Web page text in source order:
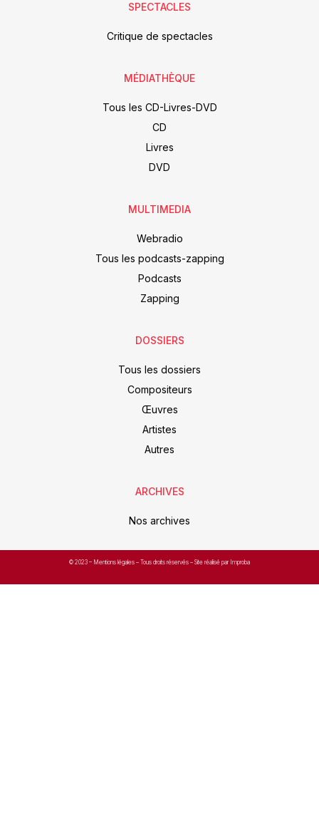
SPECTACLES
Critique de spectacles
MÉDIATHÈQUE
Tous les CD-Livres-DVD
CD
Livres
DVD
MULTIMEDIA
Webradio
Tous les podcasts-zapping
Podcasts
Zapping
DOSSIERS
Tous les dossiers
Compositeurs
Œuvres
Artistes
Autres
ARCHIVES
Nos archives
© 2023 – Mentions légales – Tous droits réservés – Site réalisé par Improba